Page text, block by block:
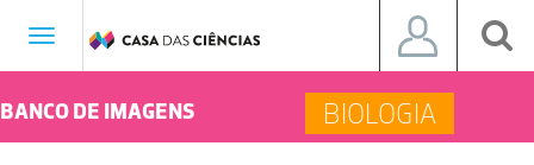
Toggle
BANCO DE IMAGENS BIOLOGIA